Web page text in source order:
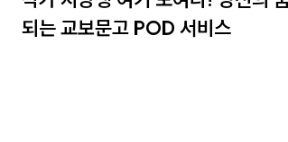
되는 교보문고 POD 서비스